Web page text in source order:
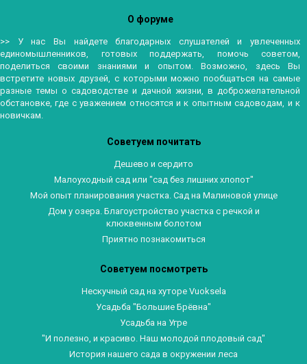
О форуме
>> У нас Вы найдете благодарных слушателей и увлеченных
единомышленников, готовых поддержать, помочь советом,
поделиться своими знаниями и опытом. Возможно, здесь Вы
встретите новых друзей, с которыми можно пообщаться на самые
разные темы о садоводстве и дачной жизни, в доброжелательной
обстановке, где с уважением относятся и к опытным садоводам, и к
новичкам.
Советуем почитать
Дешево и сердито
Малоуходный сад или "сад без лишних хлопот"
Мой опыт планирования участка. Сад на Малиновой улице
Дом у озера. Благоустройство участка с речкой и
клюквенным болотом
Приятно познакомиться
Советуем посмотреть
Нескучный сад на хуторе Vuoksela
Усадьба "Большие Брёвна"
Усадьба на Угре
"И полезно, и красиво. Наш молодой плодовый сад"
История нашего сада в окружении леса